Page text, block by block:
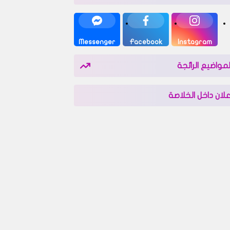
Instagram
Facebook
Messenger
المواضيع الرائجة
اعلان داخل الخلاصة